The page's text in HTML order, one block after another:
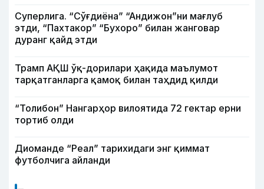
Суперлига. “Сўғдиёна” “Андижон”ни мағлуб
этди, “Пахтакор” “Бухоро” билан жанговар
дуранг қайд этди
Трамп АҚШ ўқ-дорилари ҳақида маълумот
тарқатганларга қамоқ билан таҳдид қилди
“Толибон” Нангарҳор вилоятида 72 гектар ерни
тортиб олди
Диоманде “Реал” тарихидаги энг қиммат
футболчига айланди